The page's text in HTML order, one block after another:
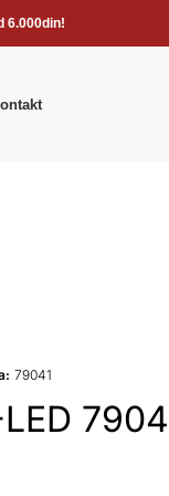
6.000din!
79041